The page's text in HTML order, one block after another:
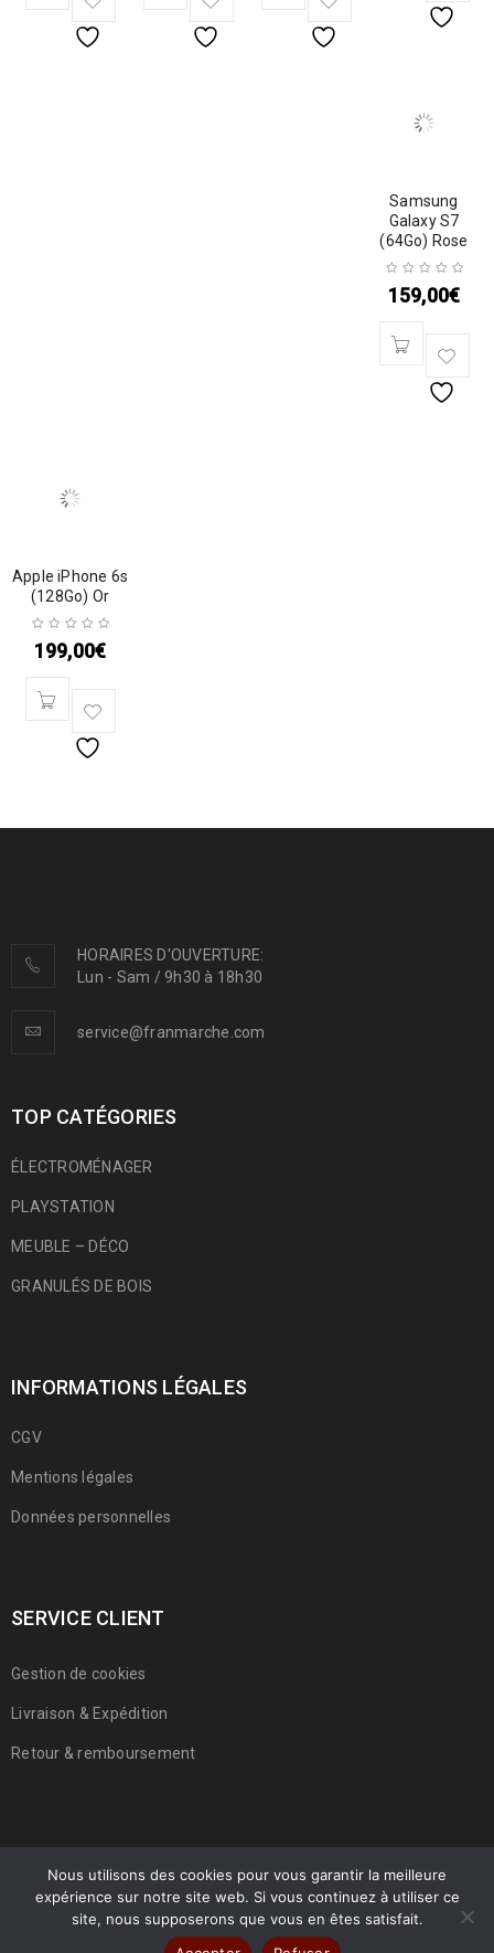
Samsung
Galaxy S7
(64Go) Rose
159,00€
Apple iPhone 6s
(128Go) Or
199,00€
HORAIRES D'OUVERTURE:
Lun - Sam / 9h30 à 18h30
service@franmarche.com
TOP CATÉGORIES
ÉLECTROMÉNAGER
PLAYSTATION
MEUBLE – DÉCO
GRANULÉS DE BOIS
INFORMATIONS LÉGALES
CGV
Mentions légales
Données personnelles
SERVICE CLIENT
Gestion de cookies
Livraison & Expédition
Retour & remboursement
© 2022 Franmarche. Tous droits réservés.
Nous utilisons des cookies pour vous garantir la meilleure
expérience sur notre site web. Si vous continuez à utiliser ce
site, nous supposerons que vous en êtes satisfait.